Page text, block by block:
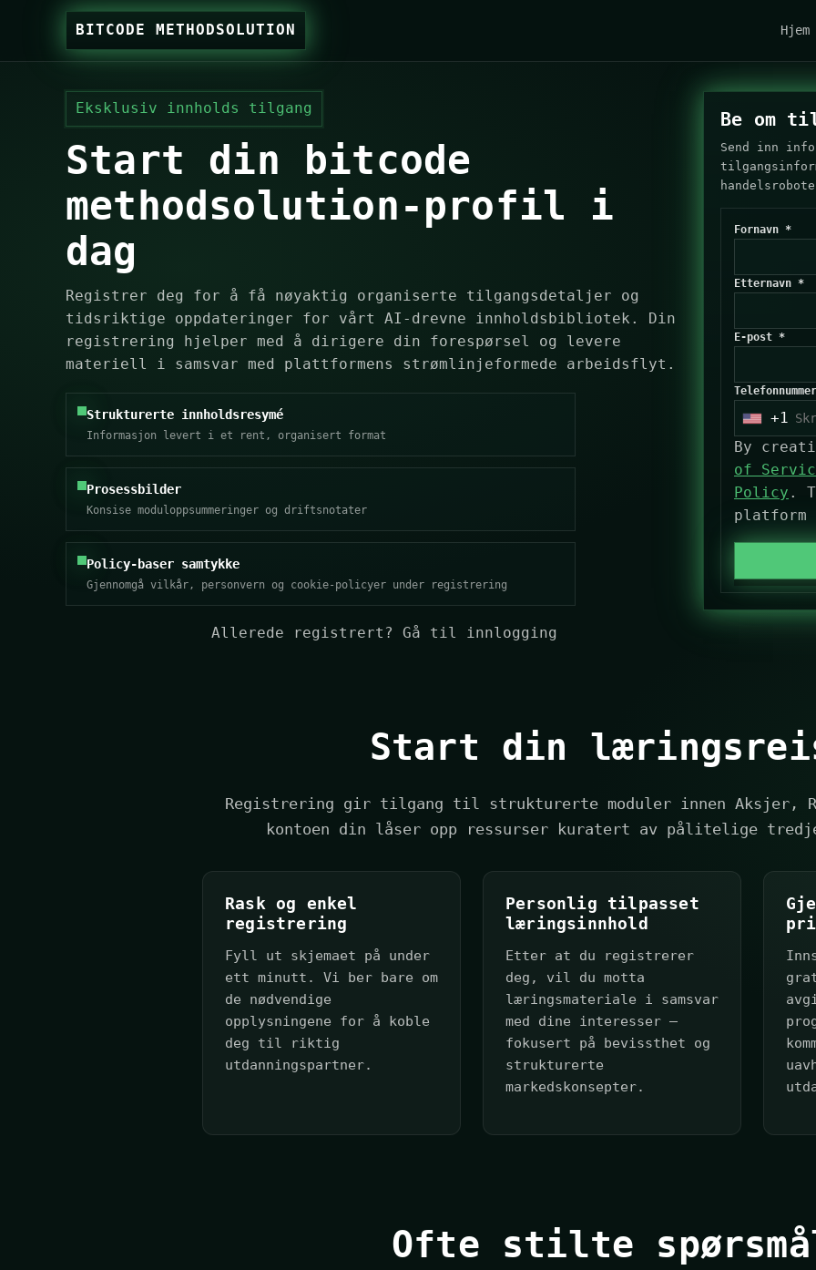
BITCODE METHODSOLUTION Hjem
Eksklusiv innholds tilgang
Start din bitcode
methodsolution-profil i
dag
Registrer deg for å få nøyaktig organiserte tilgangsdetaljer og
tidsriktige oppdateringer for vårt AI-drevne innholdsbibliotek. Din
registrering hjelper med å dirigere din forespørsel og levere
materiell i samsvar med plattformens strømlinjeformede arbeidsflyt.
Strukturerte innholdsresymé
Informasjon levert i et rent, organisert format
Prosessbilder
Konsise moduloppsummeringer og driftsnotater
Policy-baser samtykke
Gjennomgå vilkår, personvern og cookie-policyer under registrering
Allerede registrert? Gå til innlogging
Be om
Send inn
Fornavn *
Etternavn *
E-post *
U
t
e
d
t
a
+1
By
of
Policy .
Start din
Registrering gir tilgang til strukturerte moduler innen Aksjer,
kontoen din låser opp ressurser kuratert av pålitelige
Rask og enkel
registrering
Fyll ut skjemaet på under
ett minutt. Vi ber bare om
de nødvendige
opplysningene for å koble
deg til riktig
utdanningspartner.
Personlig tilpasset
læringsinnhold
Etter at du registrerer
deg, vil du motta
læringsmateriale i samsvar
med dine interesser —
fokusert på bevissthet og
strukturerte
markedskonsepter.
Ofte stilte